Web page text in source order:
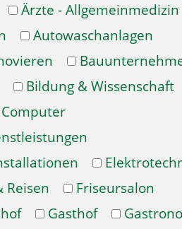
Ärzte - Allgemeinmedizin
Autowaschanlagen
Bildung & Wissenschaft
Computer
Reisen
Friseursalon
Gasthof